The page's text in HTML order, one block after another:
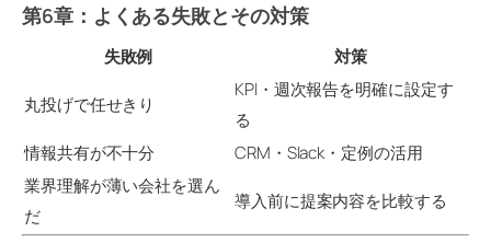
第6章：よくある失敗とその対策
失敗例 対策
丸投げで任せきり
KPI・週次報告を明確に設定す
る
情報共有が不十分
CRM・Slack・定例の活用
業界理解が薄い会社を選ん
だ
導入前に提案内容を比較する